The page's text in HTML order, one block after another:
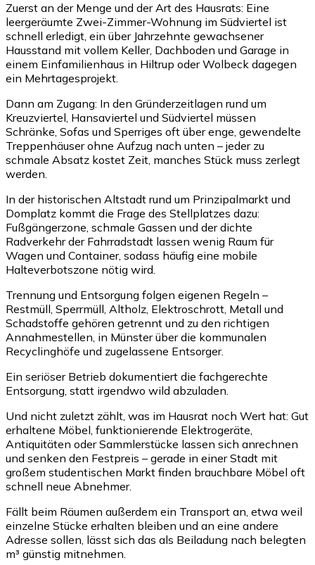
Zuerst an der Menge und der Art des Hausrats: Eine
leergeräumte Zwei-Zimmer-Wohnung im Südviertel ist
schnell erledigt, ein über Jahrzehnte gewachsener
Hausstand mit vollem Keller, Dachboden und Garage in
einem Einfamilienhaus in Hiltrup oder Wolbeck dagegen
ein Mehrtagesprojekt.
Dann am Zugang: In den Gründerzeitlagen rund um
Kreuzviertel, Hansaviertel und Südviertel müssen
Schränke, Sofas und Sperriges oft über enge, gewendelte
Treppenhäuser ohne Aufzug nach unten – jeder zu
schmale Absatz kostet Zeit, manches Stück muss zerlegt
werden.
In der historischen Altstadt rund um Prinzipalmarkt und
Domplatz kommt die Frage des Stellplatzes dazu:
Fußgängerzone, schmale Gassen und der dichte
Radverkehr der Fahrradstadt lassen wenig Raum für
Wagen und Container, sodass häufig eine mobile
Halteverbotszone nötig wird.
Trennung und Entsorgung folgen eigenen Regeln –
Restmüll, Sperrmüll, Altholz, Elektroschrott, Metall und
Schadstoffe gehören getrennt und zu den richtigen
Annahmestellen, in Münster über die kommunalen
Recyclinghöfe und zugelassene Entsorger.
Ein seriöser Betrieb dokumentiert die fachgerechte
Entsorgung, statt irgendwo wild abzuladen.
Und nicht zuletzt zählt, was im Hausrat noch Wert hat: Gut
erhaltene Möbel, funktionierende Elektrogeräte,
Antiquitäten oder Sammlerstücke lassen sich anrechnen
und senken den Festpreis – gerade in einer Stadt mit
großem studentischen Markt finden brauchbare Möbel oft
schnell neue Abnehmer.
Fällt beim Räumen außerdem ein Transport an, etwa weil
einzelne Stücke erhalten bleiben und an eine andere
Adresse sollen, lässt sich das als Beiladung nach belegten
m³ günstig mitnehmen.